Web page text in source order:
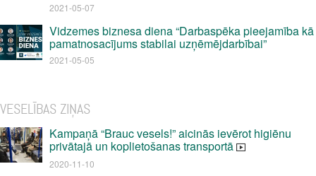
2021-05-07
Vidzemes biznesa diena “Darbaspēka pieejamība kā
pamatnosacījums stabilai uzņēmējdarbībai”
2021-05-05
VESELĪBAS ZIŅAS
Kampaņā “Brauc vesels!” aicinās ievērot higiēnu
privātajā un koplietošanas transportā
2020-11-10